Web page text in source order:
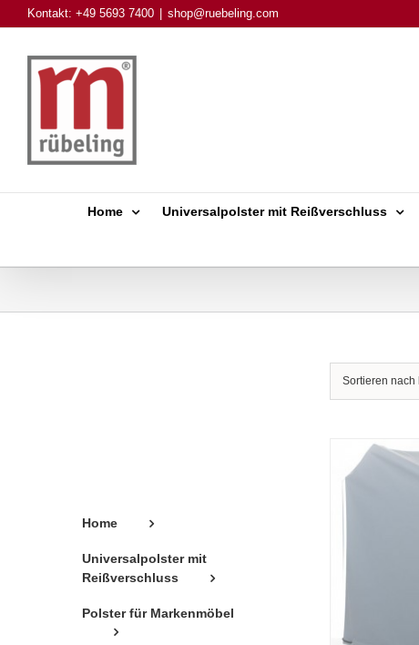
to
content
Kontakt: +49 5693 7400 shop@ruebeling.com
Home Universalpolster mit Reißverschluss
Sortieren nach
Home
Universalpolster mit
Reißverschluss
Polster für Markenmöbel